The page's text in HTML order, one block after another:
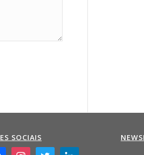
SOCIAIS
instagramtwitter linkedin